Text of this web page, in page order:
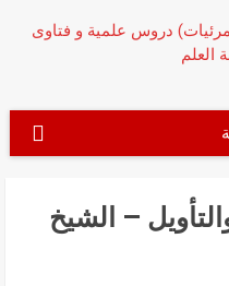
– الشيخ